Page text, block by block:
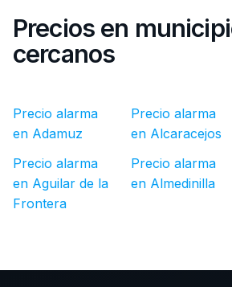
Precios en
cercanos
Precio alarma
en Adamuz
Precio alarma
en Aguilar de la
Frontera
Precio alarma
en Alcaracejos
Precio alarma
en Almedinilla